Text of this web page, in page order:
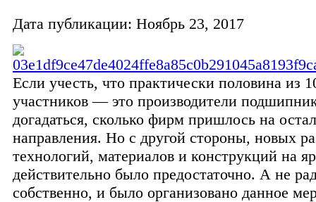
Дата публикации: Ноябрь 23, 2017
Если учесть, что практически половина из
участников — это производители
догадаться, сколько фирм пришлось на
направления. Но с другой стороны, новых
технологий, материалов и конструкций на
действительно было предостаточно. А не
собственно, и было организовано данное